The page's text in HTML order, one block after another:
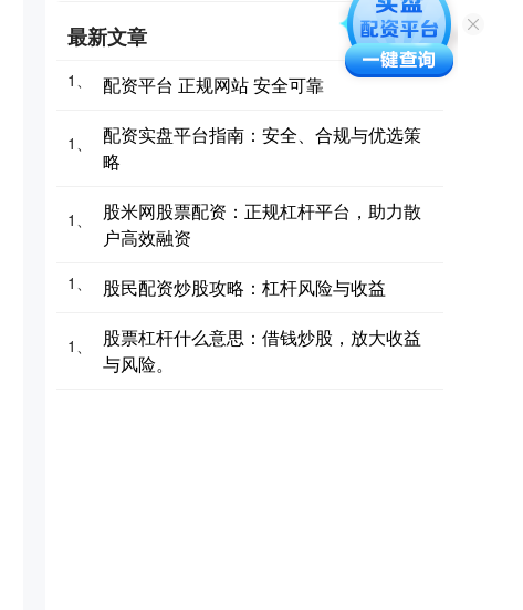
最新文章
1、 配资平台 正规网站 安全可靠
1、
配资实盘平台指南：安全、合规与优选策
略
1、
股米网股票配资：正规杠杆平台，助力散
户高效融资
1、 股民配资炒股攻略：杠杆风险与收益
1、
股票杠杆什么意思：借钱炒股，放大收益
与风险。